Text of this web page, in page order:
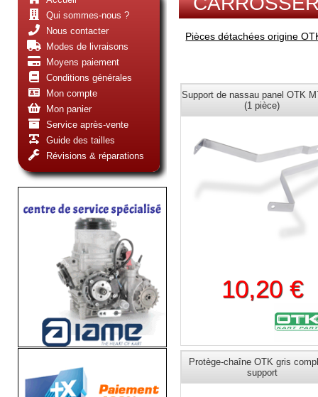
Qui sommes-nous ?
Nous contacter
Modes de livraisons
Moyens paiement
Conditions générales
Mon compte
Mon panier
Service après-vente
Guide des tailles
Révisions & réparations
Pièces détachées origine
Support de nassau panel OTK
(1 pièce)
10,20 €
Protège-chaîne OTK gris
support